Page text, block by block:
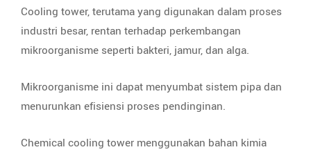
Cooling tower, terutama yang digunakan dalam proses
industri besar, rentan terhadap perkembangan
mikroorganisme seperti bakteri, jamur, dan alga.
Mikroorganisme ini dapat menyumbat sistem pipa dan
menurunkan efisiensi proses pendinginan.
Chemical cooling tower menggunakan bahan kimia